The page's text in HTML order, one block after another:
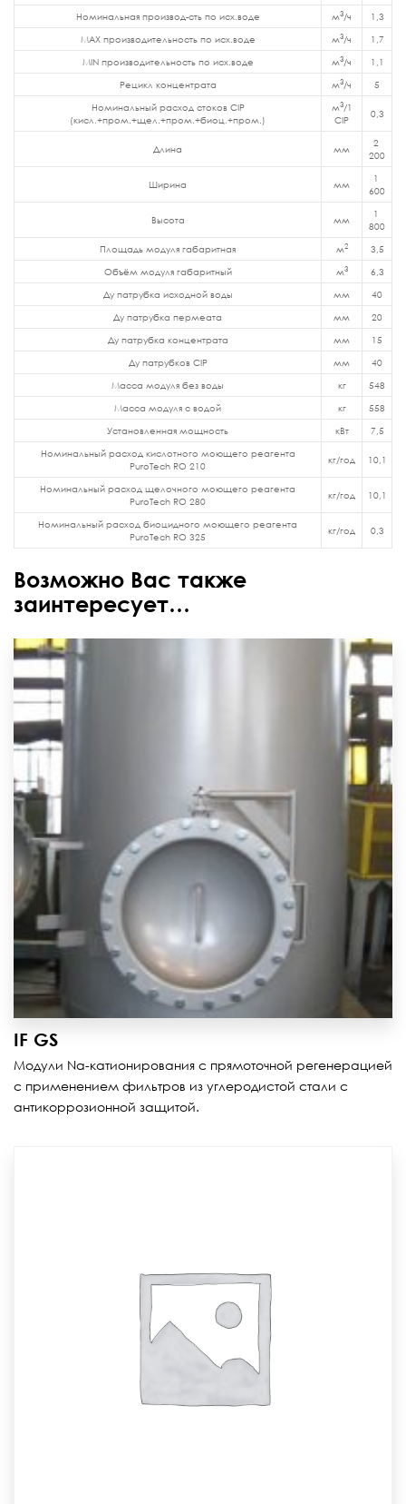
Номинальная производ-сть по исх.воде м3/ч 1,3
MAX производительность по исх.воде м3/ч 1,7
MIN производительность по исх.воде м3/ч 1,1
Рецикл концентрата м3/ч 5
Номинальный расход стоков CIP
(кисл.+пром.+щел.+пром.+биоц.+пром.)
м3/1
CIP
0,3
Длина мм
2
200
Ширина мм
1
600
Высота мм
1
800
Площадь модуля габаритная м2 3,5
Объём модуля габаритный м3 6,3
Ду патрубка исходной воды мм 40
Ду патрубка пермеата мм 20
Ду патрубка концентрата мм 15
Ду патрубков CIP мм 40
Масса модуля без воды кг 548
Масса модуля с водой кг 558
Установленная мощность кВт 7,5
Номинальный расход кислотного моющего реагента
PuroTech RO 210
кг/год 10,1
Номинальный расход щелочного моющего реагента
PuroTech RO 280
кг/год 10,1
Номинальный расход биоцидного моющего реагента
PuroTech RO 325
кг/год 0,3
Возможно Вас также
заинтересует…
IF GS
Модули Na-катионирования с прямоточной регенерацией
с применением фильтров из углеродистой стали с
антикоррозионной защитой.